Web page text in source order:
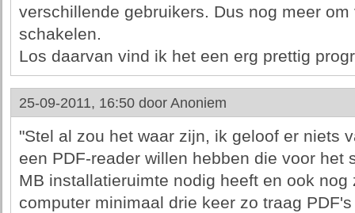
verschillende gebruikers. Dus nog meer
schakelen.
Los daarvan vind ik het een erg prettig
25-09-2011, 16:50 door Anoniem
"Stel al zou het waar zijn, ik geloof er niets
een PDF-reader willen hebben die voor het
MB installatieruimte nodig heeft en ook
computer minimaal drie keer zo traag